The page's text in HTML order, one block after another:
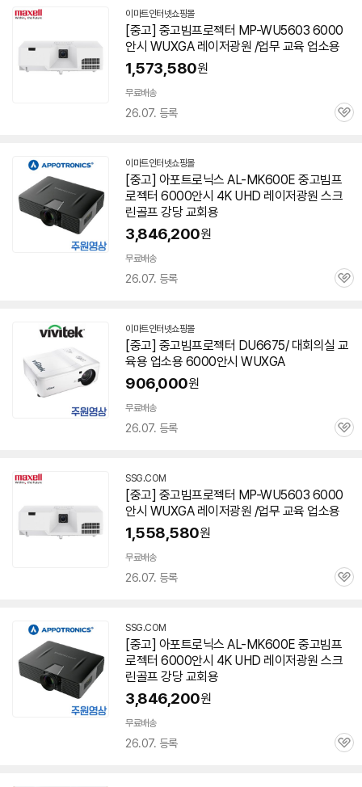
이마트인터넷쇼핑몰
[중고] 중고빔프로젝터 MP-WU5603 6000
안시 WUXGA 레이저광원 /업무 교육 업소용
1,573,580원
무료배송
26.07. 등록
관
이마트인터넷쇼핑몰
[중고] 아포트로닉스 AL-MK600E 중고빔프
로젝터 6000안시 4K UHD 레이저광원 스크
린골프 강당 교회용
3,846,200원
무료배송
26.07. 등록
관
이마트인터넷쇼핑몰
[중고] 중고빔프로젝터 DU6675/ 대회의실 교
육용 업소용 6000안시 WUXGA
906,000원
무료배송
26.07. 등록
관
SSG.COM
[중고] 중고빔프로젝터 MP-WU5603 6000
안시 WUXGA 레이저광원 /업무 교육 업소용
1,558,580원
무료배송
26.07. 등록
관
SSG.COM
[중고] 아포트로닉스 AL-MK600E 중고빔프
로젝터 6000안시 4K UHD 레이저광원 스크
린골프 강당 교회용
3,846,200원
무료배송
26.07. 등록
관